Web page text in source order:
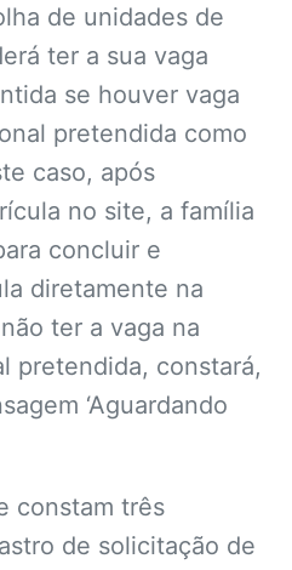
de unidades de
ter a sua vaga
se houver vaga
pretendida como
caso, após
no site, a família
concluir e
diretamente na
ter a vaga na
pretendida, constará,
‘Aguardando
constam três
de solicitação de